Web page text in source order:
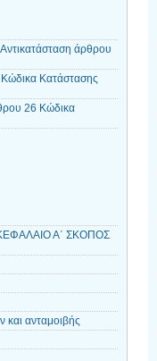
άρθρου
Κατάστασης
26 Κώδικα
Α΄ ΣΚΟΠΟΣ
ανταμοιβής